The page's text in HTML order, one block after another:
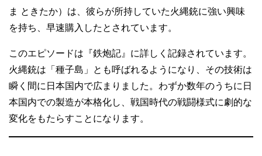
ま ときたか）は、彼らが所持していた火縄銃に強い興味
を持ち、早速購入したとされています。
このエピソードは『鉄炮記』に詳しく記録されています。
火縄銃は「種子島」とも呼ばれるようになり、その技術は
瞬く間に日本国内で広まりました。わずか数年のうちに日
本国内での製造が本格化し、戦国時代の戦闘様式に劇的な
変化をもたらすことになります。